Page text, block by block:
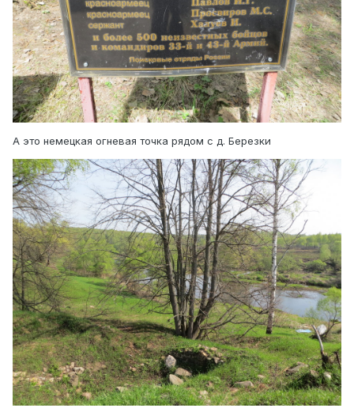
А это немецкая огневая точка рядом с д. Березки